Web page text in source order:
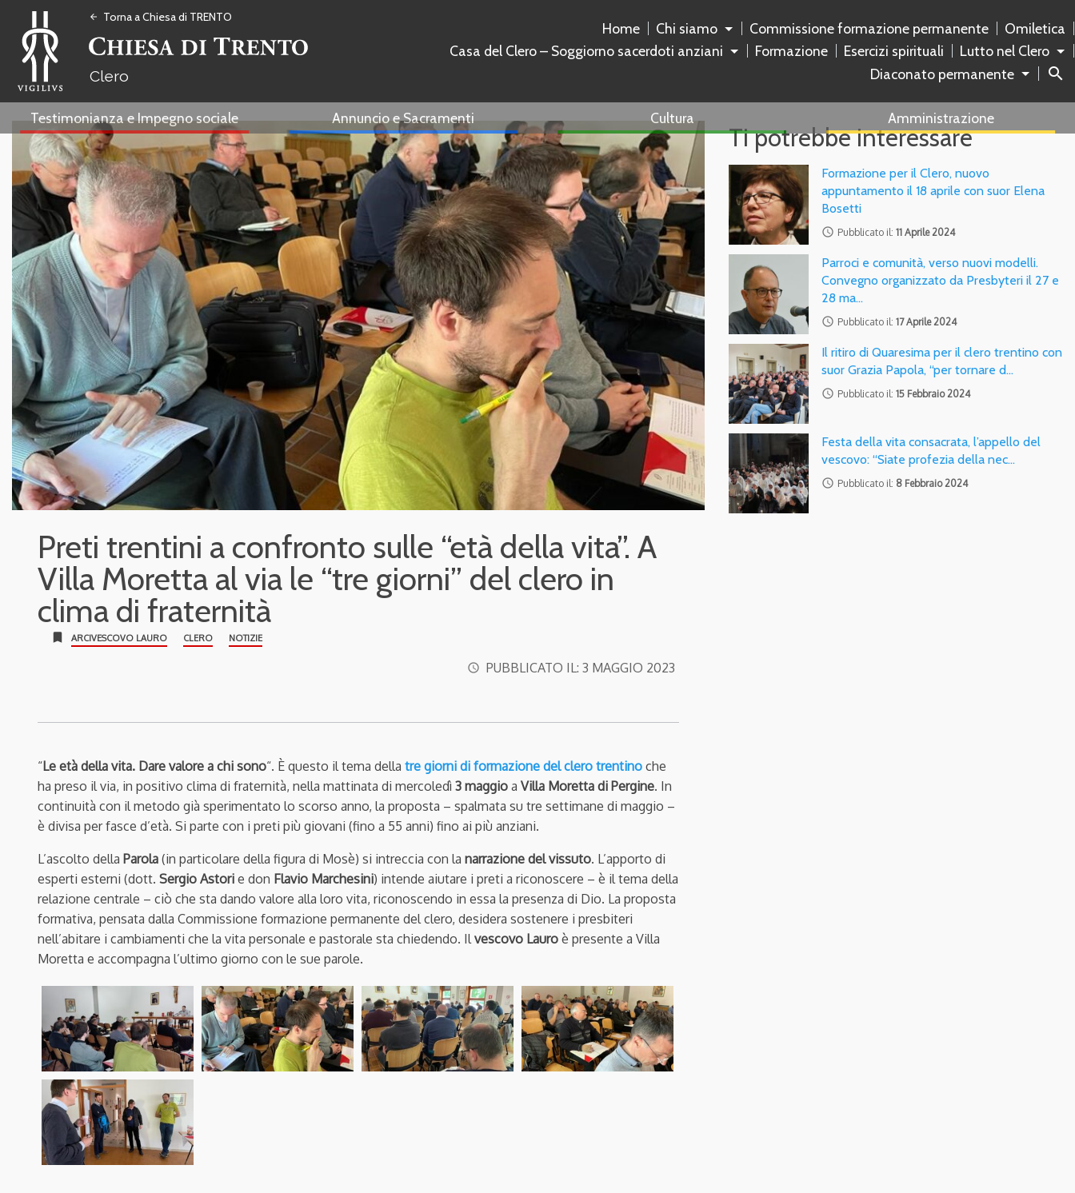
arrow_back Torna a Chiesa di TRENTO
Clero
Home Chi siamo Commissione formazione permanente
Omiletica
Casa del Clero – Soggiorno sacerdoti anziani
Formazione Esercizi spirituali
Lutto nel Clero
Diaconato permanente
search
Testimonianza e Impegno sociale Annuncio e Sacramenti Cultura Amministrazione
Preti trentini a confronto sulle “età della vita”. A
Villa Moretta al via le “tre giorni” del clero in
clima di fraternità
bookmark ARCIVESCOVO LAURO CLERO NOTIZIE
access_time PUBBLICATO IL: 3 MAGGIO 2023
“Le età della vita. Dare valore a chi sono“. È questo il tema della tre giorni di formazione del clero trentino che
ha preso il via, in positivo clima di fraternità, nella mattinata di mercoledì 3 maggio a Villa Moretta di Pergine. In
continuità con il metodo già sperimentato lo scorso anno, la proposta – spalmata su tre settimane di maggio –
è divisa per fasce d’età. Si parte con i preti più giovani (fino a 55 anni) fino ai più anziani.
L’ascolto della Parola (in particolare della figura di Mosè) si intreccia con la narrazione del vissuto. L’apporto di
esperti esterni (dott. Sergio Astori e don Flavio Marchesini) intende aiutare i preti a riconoscere – è il tema della
relazione centrale – ciò che sta dando valore alla loro vita, riconoscendo in essa la presenza di Dio. La proposta
formativa, pensata dalla Commissione formazione permanente del clero, desidera sostenere i presbiteri
nell’abitare i cambiamenti che la vita personale e pastorale sta chiedendo. Ilvescovo Lauro è presente a Villa
Moretta e accompagna l’ultimo giorno con le sue parole.
Ti potrebbe interessare
Formazione per il Clero, nuovo
appuntamento il 18 aprile con suor Elena
Bosetti
access_time Pubblicato il:11 Aprile 2024
Parroci e comunità, verso nuovi modelli.
Convegno organizzato da Presbyteri il 27 e
28 ma…
access_time Pubblicato il:17 Aprile 2024
Il ritiro di Quaresima per il clero trentino con
suor Grazia Papola, “per tornare d…
access_time Pubblicato il:15 Febbraio 2024
Festa della vita consacrata, l’appello del
vescovo: “Siate profezia della nec…
access_time Pubblicato il: 8 Febbraio 2024